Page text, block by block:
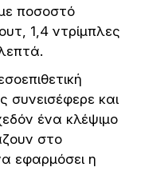
ποσοστό
1,4 ντρίμπλες
και
ένα κλέψιμο
στο
εφαρμόσει η